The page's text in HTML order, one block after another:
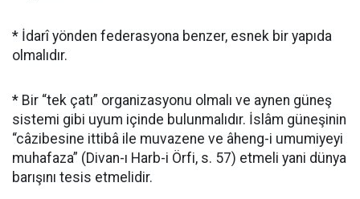
* İdarî yönden federasyona benzer, esnek bir yapıda
olmalıdır.
* Bir “tek çatı” organizasyonu olmalı ve aynen güneş
sistemi gibi uyum içinde bulunmalıdır. İslâm güneşinin
“câzibesine ittibâ ile muvazene ve âheng-i umumiyeyi
muhafaza” (Divan-ı Harb-i Örfi, s. 57) etmeli yani dünya
barışını tesis etmelidir.